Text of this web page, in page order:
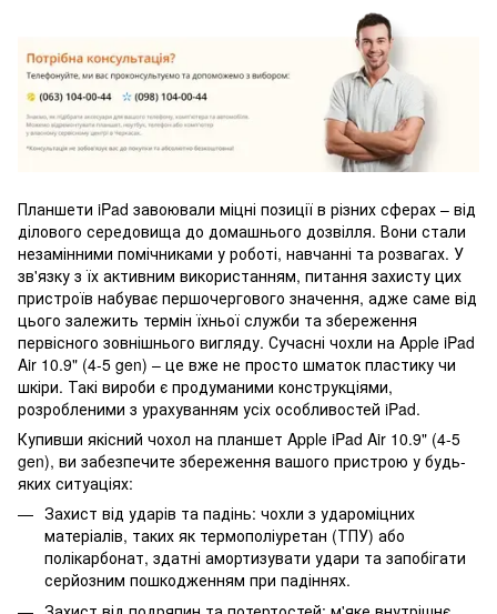
Планшети iPad завоювали міцні позиції в різних сферах – від
ділового середовища до домашнього дозвілля. Вони стали
незамінними помічниками у роботі, навчанні та розвагах. У
зв'язку з їх активним використанням, питання захисту цих
пристроїв набуває першочергового значення, адже саме від
цього залежить термін їхньої служби та збереження
первісного зовнішнього вигляду. Сучасні чохли на Apple iPad
Air 10.9" (4-5 gen) – це вже не просто шматок пластику чи
шкіри. Такі вироби є продуманими конструкціями,
розробленими з урахуванням усіх особливостей iPad.
Купивши якісний чохол на планшет Apple iPad Air 10.9" (4-5
gen), ви забезпечите збереження вашого пристрою у будь-
яких ситуаціях:
Захист від ударів та падінь: чохли з удароміцних
матеріалів, таких як термополіуретан (ТПУ) або
полікарбонат, здатні амортизувати удари та запобігати
серйозним пошкодженням при падіннях.